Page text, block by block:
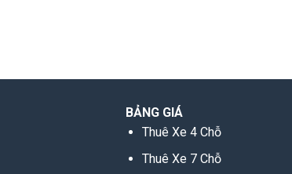
BẢNG GIÁ
Thuê Xe 4 Chỗ
Thuê Xe 7 Chỗ